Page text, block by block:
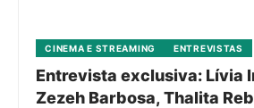
CINEMA E STREAMING ENTREVISTAS
Entrevista exclusiva: Lívia
Zezeh Barbosa, Thalita